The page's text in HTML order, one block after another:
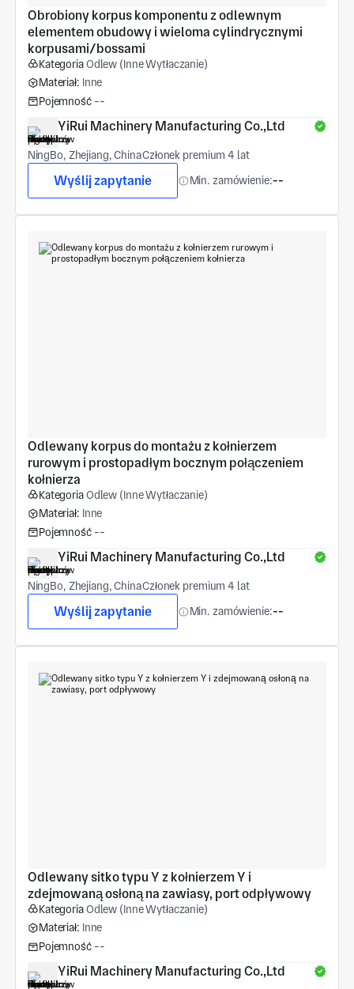
Obrobiony korpus komponentu z odlewnym
elementem obudowy i wieloma cylindrycznymi
korpusami/bossami
KategoriaOdlew (Inne Wytłaczanie)
Materiał: Inne
Pojemność --
YiRui Machinery Manufacturing Co.,Ltd
NingBo, Zhejiang, ChinaCzłonek premium 4 lat
Wyślij zapytanie Min. zamówienie:--
Odlewany korpus do montażu z kołnierzem
rurowym i prostopadłym bocznym połączeniem
kołnierza
KategoriaOdlew (Inne Wytłaczanie)
Materiał: Inne
Pojemność --
YiRui Machinery Manufacturing Co.,Ltd
NingBo, Zhejiang, ChinaCzłonek premium 4 lat
Wyślij zapytanie Min. zamówienie:--
Odlewany sitko typu Y z kołnierzem Y i
zdejmowaną osłoną na zawiasy, port odpływowy
KategoriaOdlew (Inne Wytłaczanie)
Materiał: Inne
Pojemność --
YiRui Machinery Manufacturing Co.,Ltd